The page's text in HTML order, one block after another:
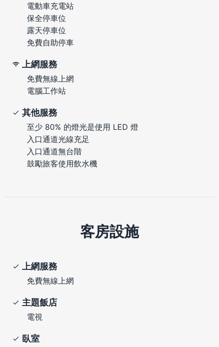
電動車充電站
保全停車位
露天停車位
免費自助停車
上網服務
免費無線上網
電腦工作站
其他服務
至少 80% 的燈光是使用 LED 燈
入口通道光線充足
入口通道無台階
鼓勵旅客使用飲水機
客房設施
上網服務
免費無線上網
主題飯店
電視
臥室